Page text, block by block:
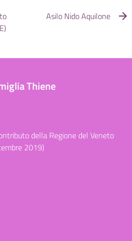
Asilo Nido Aquilone
Thiene
della Regione del Veneto
2019)